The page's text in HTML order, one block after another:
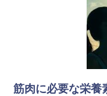
筋肉に必要な栄養